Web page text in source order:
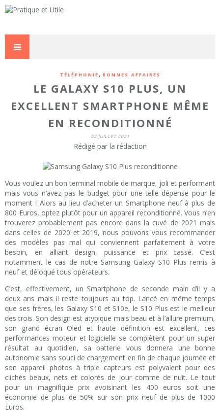
TÉLÉPHONIE , BONNES AFFAIRES
LE GALAXY S10 PLUS, UN
EXCELLENT SMARTPHONE MÊME
EN RECONDITIONNÉ
22 JUILLET 2021
Rédigé par la rédaction
Vous voulez un bon terminal mobile de marque, joli et performant
mais vous n’avez pas le budget pour une telle dépense pour le
moment ! Alors au lieu d’acheter un Smartphone neuf à plus de
800 Euros, optez plutôt pour un appareil reconditionné. Vous n’en
trouverez probablement pas encore dans la cuvé de 2021 mais
dans celles de 2020 et 2019, nous pouvons vous recommander
des modèles pas mal qui conviennent parfaitement à votre
besoin, en alliant design, puissance et prix cassé. C’est
notamment le cas de notre Samsung Galaxy S10 Plus remis à
neuf et déloqué tous opérateurs.
C’est, effectivement, un Smartphone de seconde main d’il y a
deux ans mais il reste toujours au top. Lancé en même temps
que ses frères, les Galaxy S10 et S10e, le S10 Plus est le meilleur
des trois. Son design est atypique mais beau et à l’allure premium,
son grand écran Oled et haute définition est excellent, ces
performances moteur et logicielle se complètent pour un super
résultat au quotidien, sa batterie vous donnera une bonne
autonomie sans souci de chargement en fin de chaque journée et
son appareil photos à triple capteurs est polyvalent pour des
clichés beaux, nets et colorés de jour comme de nuit. Le tout
pour un magnifique prix avoisinant les 400 euros soit une
économie de plus de 50% sur son prix neuf de plus de 1000
Euros.